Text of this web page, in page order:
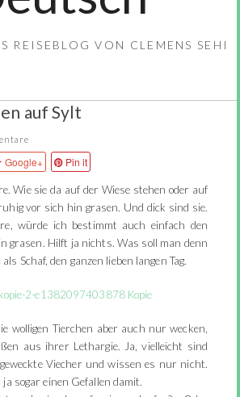
REISEBLOG VON CLEMENS SEHI
auf Sylt
Google+ Pin it
Wie sie da auf der Wiese stehen oder auf
vor sich hin grasen. Und dick sind sie.
würde ich bestimmt auch einfach den
grasen. Hilft ja nichts. Was soll man denn
Schaf, den ganzen lieben langen Tag.
wolligen Tierchen aber auch nur wecken,
aus ihrer Lethargie. Ja, vielleicht sind
Viecher und wissen es nur nicht.
sogar einen Gefallen damit.